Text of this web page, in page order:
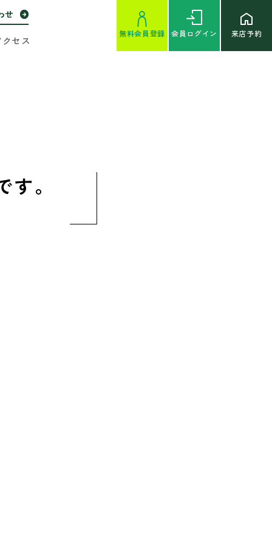
無料会員登録 会員 ログイン 来店予約
セス
せ
。